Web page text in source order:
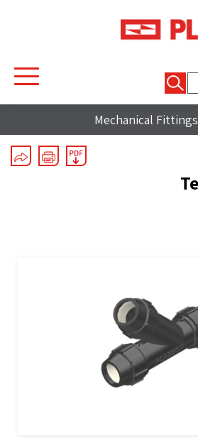
Mechanical Fittings